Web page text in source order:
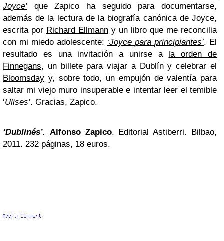
Joyce’ que Zapico ha seguido para documentarse,
además de la lectura de la biografía canónica de Joyce,
escrita por Richard Ellmann y un libro que me reconcilia
con mi miedo adolescente: ‘Joyce para principiantes’. El
resultado es una invitación a unirse a la orden de
Finnegans, un billete para viajar a Dublín y celebrar el
Bloomsday y, sobre todo, un empujón de valentía para
saltar mi viejo muro insuperable e intentar leer el temible
‘Ulises’. Gracias, Zapico.
‘Dublinés’. Alfonso Zapico. Editorial Astiberri. Bilbao,
2011. 232 páginas, 18 euros.